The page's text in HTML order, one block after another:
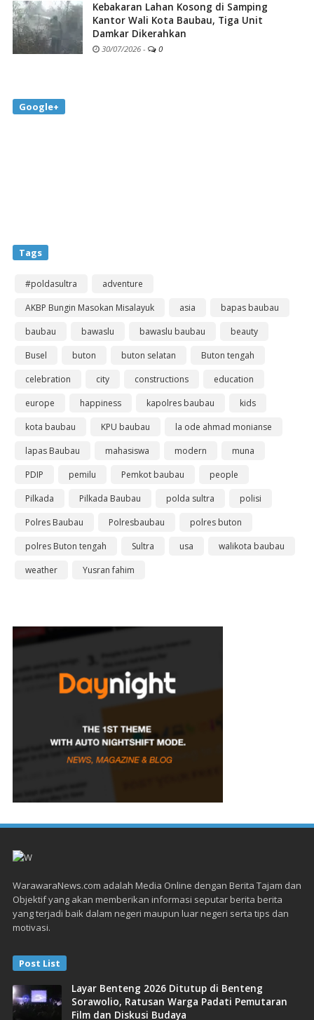
Kebakaran Lahan Kosong di Samping
Kantor Wali Kota Baubau, Tiga Unit
Damkar Dikerahkan
30/07/2026 - 0
Google+
Tags
#poldasultra
adventure
AKBP Bungin Masokan Misalayuk
asia
bapas baubau
baubau
bawaslu bawaslu baubau
beauty
Busel
buton buton selatan
Buton tengah
celebration
city constructions
education
europe
happiness kapolres baubau
kids
kota baubau
KPU baubau
la ode ahmad monianse
lapas Baubau
mahasiswa modern
muna
PDIP
pemilu Pemkot baubau
people
Pilkada
Pilkada Baubau polda sultra
polisi
Polres Baubau
Polresbaubau
polres buton
polres Buton tengah
Sultra usa
walikota baubau
weather
Yusran fahim
WarawaraNews.com adalah Media Online dengan Berita Tajam dan
Objektif yang akan memberikan informasi seputar berita berita
yang terjadi baik dalam negeri maupun luar negeri serta tips dan
motivasi.
Post List
Layar Benteng 2026 Ditutup di Benteng
Sorawolio, Ratusan Warga Padati Pemutaran
Film dan Diskusi Budaya